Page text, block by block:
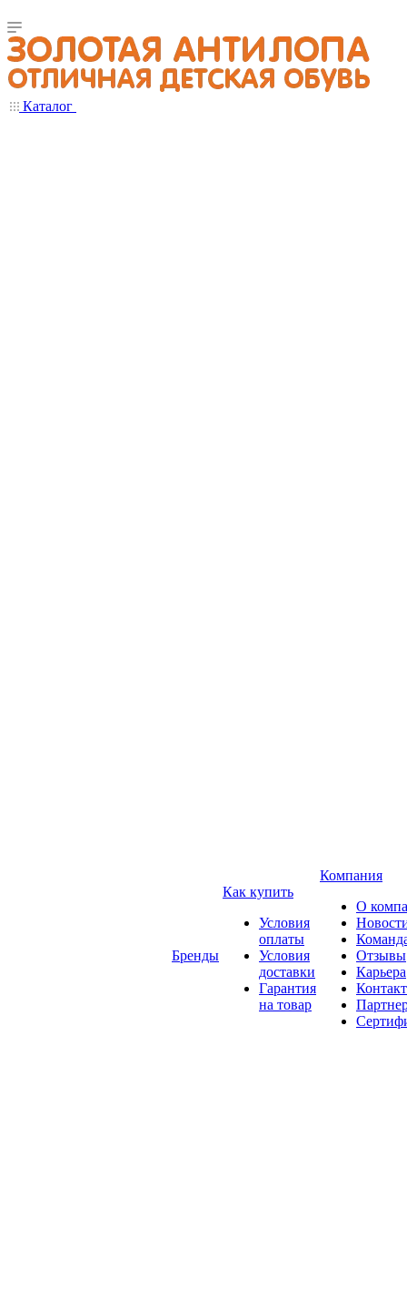
Каталог
Бренды
Как купить
Условия
оплаты
Условия
доставки
Гарантия
на товар
Компания
О
Отзывы
Карьера